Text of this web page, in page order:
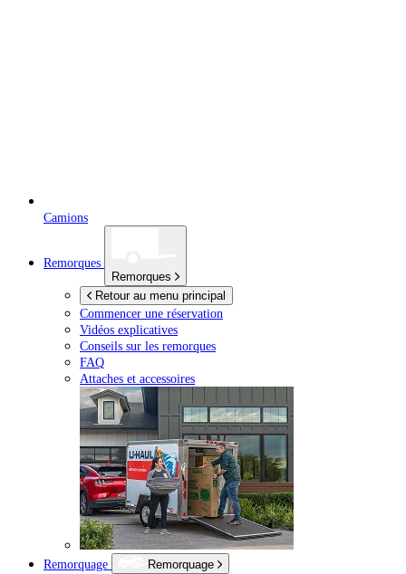
Camions
Remorques
Remorques
Retour au menu principal
Commencer une réservation
Vidéos explicatives
Conseils sur les remorques
FAQ
Attaches et accessoires
Remorquage
Remorquage